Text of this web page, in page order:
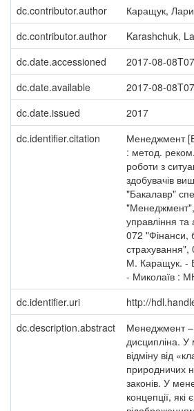
dc.contributor.author
Каращук,
dc.contributor.author
Karashchuk,
dc.date.accessioned
2017-08-
dc.date.available
2017-08-
dc.date.issued
2017
dc.identifier.citation
Менеджмент
: метод.
роботи з
здобувачів
"Бакалавр"
управління та
072 "Фінанси,
страхування",
М. Каращук. -
- Миколаїв :
dc.identifier.uri http://
dc.description.abstract
Менеджмент –
дисципліна.
відміну від
природничих
законів. У
концепції,